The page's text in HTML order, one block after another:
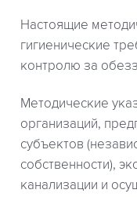
Настоящие
гигиенические
контролю за
Методические
организаций,
субъектов
собственности),
канализации и